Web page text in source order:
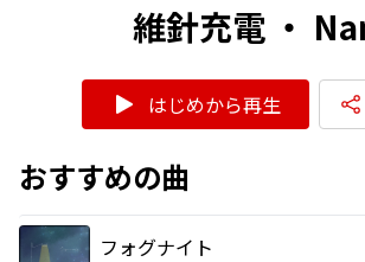
維針充電 ・
はじめから再生
おすすめの曲
フォグナイト